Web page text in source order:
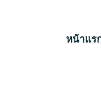
หน้าแร